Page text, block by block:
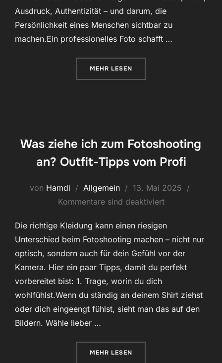
Ausdruck, Authentizität – und darum, die
Persönlichkeit eines Menschen sichtbar zu
machen.Ein professionelles Foto schafft …
MEHR ÜBER „WARUM
LESEN
Was ziehe ich zum Fotoshooting
an? Outfit-Tipps vom Profi
von Hamdi Allgemein
Veröffentlicht
am
13. Mai 2025
Kommentare sind deaktiviert
Die richtige Kleidung kann einen riesigen
Unterschied beim Fotoshooting machen – nicht nur
optisch, sondern auch für dein Gefühl vor der
Kamera. Hier ein paar Tipps, damit du perfekt
vorbereitet bist: 1. Trage, worin du dich
wohlfühlst.Wenn du ständig an deinem Shirt ziehst
oder dich eingeengt fühlst, sieht man das auf den
Bildern. Wähle lieber …
MEHR ÜBER „WAS ZIEHE ICH ZUM
LESEN